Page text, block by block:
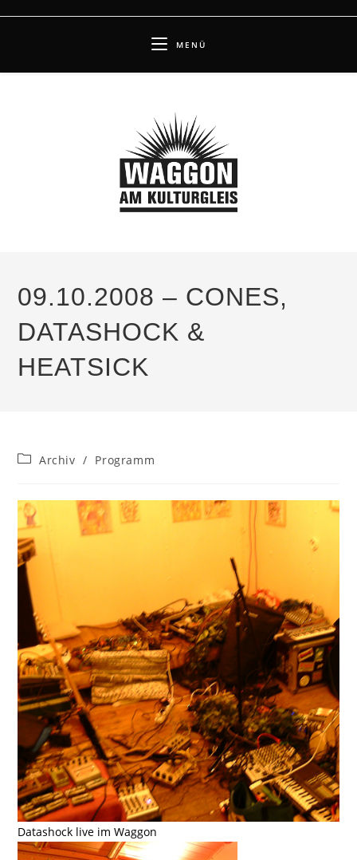
MENÜ
09.10.2008 – CONES,
DATASHOCK &
HEATSICK
Beitrags-
Archiv / Programm
Datashock live im Waggon